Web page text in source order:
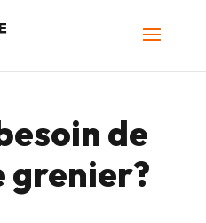
de
grenier?